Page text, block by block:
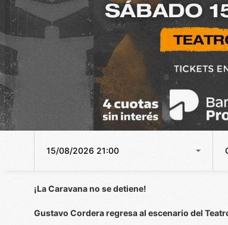
15/08/2026 21:00
¡La Caravana no se detiene!
Gustavo Cordera regresa al escenario del